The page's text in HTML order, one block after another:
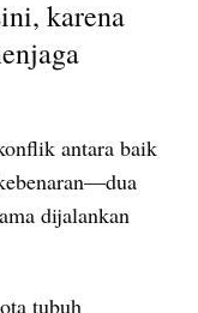
antara baik
dijalankan
tubuh